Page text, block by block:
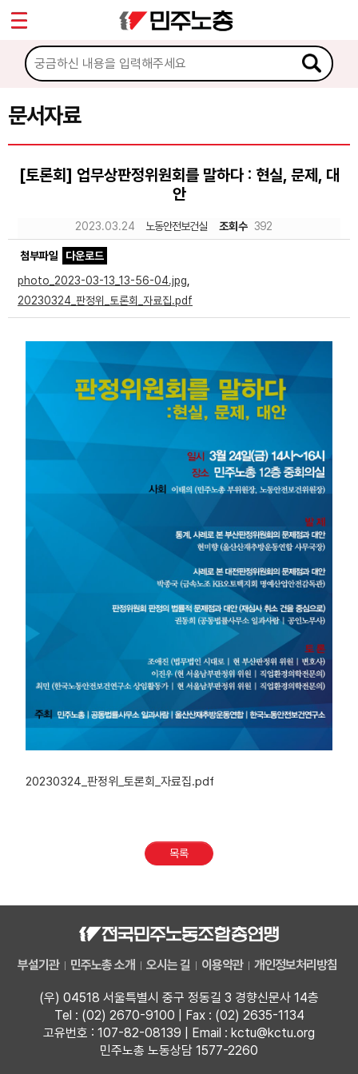
문서자료
[토론회] 업무상판정위원회를 말하다 : 현실, 문제, 대
안
2023.03.24 노동안전보건실 조회수 392
첨부파일
다운로드
photo_2023-03-13_13-56-04.jpg
20230324_판정위_토론회_자료집.pdf
20230324_판정위_토론회_자료집.pdf
목록
부설기관 민주노총 소개 오시는 길 이용약관 개인정보처리방침
(우) 04518 서울특별시 중구 정동길 3 경향신문사 14층
Tel : (02) 2670-9100 | Fax : (02) 2635-1134
고유번호 : 107-82-08139 | Email : kctu@kctu.org
민주노총 노동상담 1577-2260
마이페이지
소개
소식
문서자료
이미지자료
미디어자료
Sketchbook5, 스케치북5
Sketchbook5, 스케치북5